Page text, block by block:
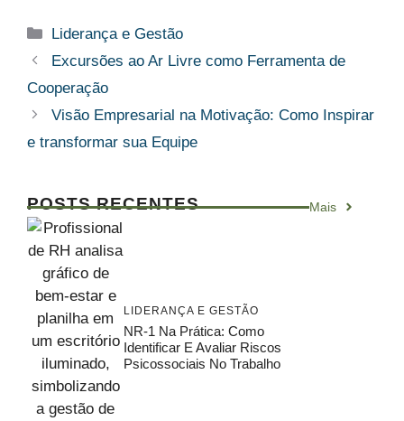
Categorias
Liderança e Gestão
Excursões ao Ar Livre como Ferramenta de
Cooperação
Visão Empresarial na Motivação: Como Inspirar
e transformar sua Equipe
POSTS RECENTES Mais
LIDERANÇA E GESTÃO
NR-1 Na Prática: Como
Identificar E Avaliar Riscos
Psicossociais No Trabalho